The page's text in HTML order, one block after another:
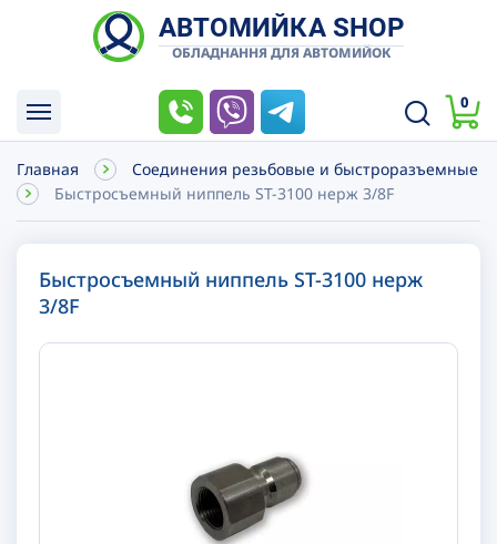
АВТОМИЙКА SHOP
ОБЛАДНАННЯ ДЛЯ АВТОМИЙОК
0
Главная
Соединения резьбовые и быстроразъемные
Быстросъемный ниппель ST-3100 нерж 3/8F
Быстросъемный ниппель ST-3100 нерж
3/8F